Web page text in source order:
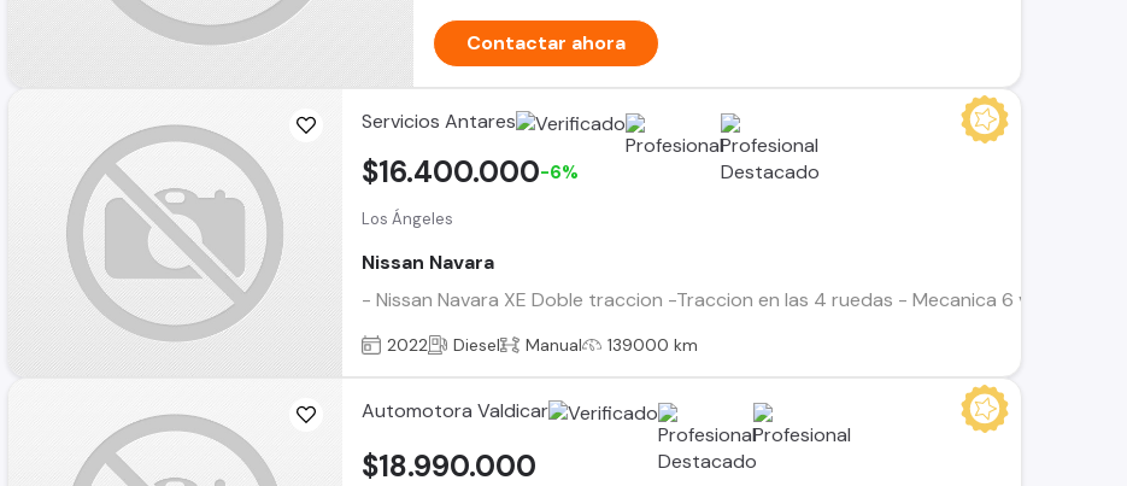
Contactar ahora
Servicios Antares
Los Ángeles
Nissan Navara
- Nissan Navara XE Doble traccion -Traccion en las 4 ruedas - Mecanica 6
$16.400.000-6%
2022 Diesel Manual 139000 km
Automotora Valdicar
$18.990.000